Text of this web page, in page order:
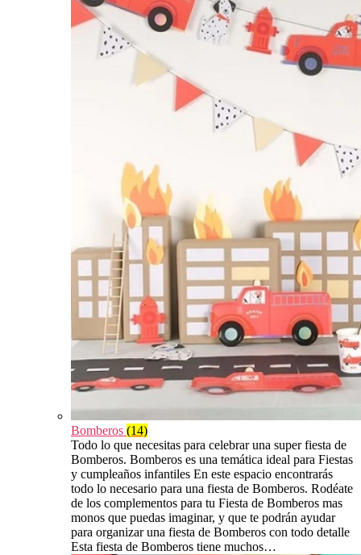
Bomberos (14)
Todo lo que necesitas para celebrar una super fiesta de
Bomberos. Bomberos es una temática ideal para Fiestas
y cumpleaños infantiles En este espacio encontrarás
todo lo necesario para una fiesta de Bomberos. Rodéate
de los complementos para tu Fiesta de Bomberos mas
monos que puedas imaginar, y que te podrán ayudar
para organizar una fiesta de Bomberos con todo detalle
Esta fiesta de Bomberos tiene muchos…